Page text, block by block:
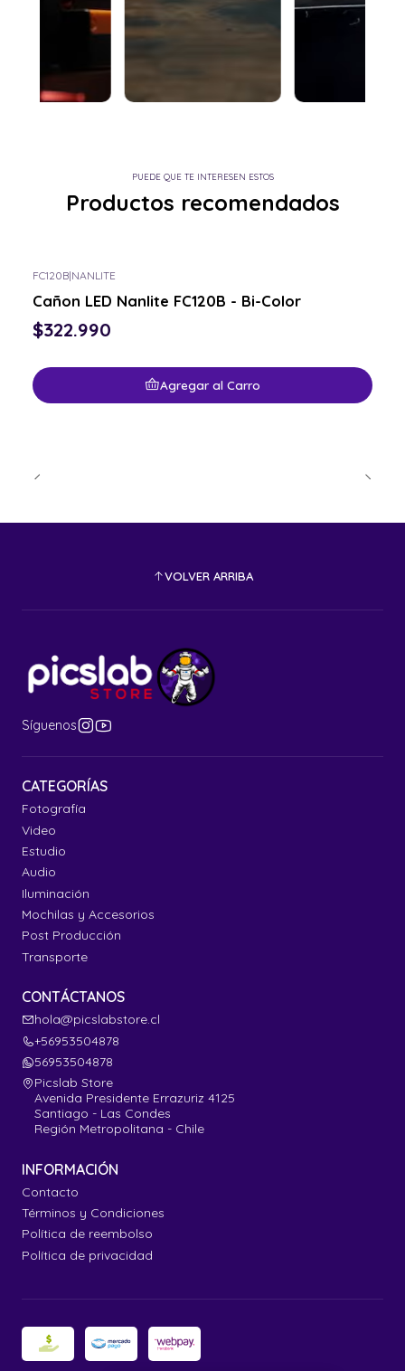
PUEDE QUE TE INTERESEN ESTOS
Productos recomendados
FC120B|NANLITE
Cañon LED Nanlite FC120B - Bi-Color
$322.990
Agregar al Carro
VOLVER ARRIBA
Síguenos
CATEGORÍAS
Fotografía
Video
Estudio
Audio
Iluminación
Mochilas y Accesorios
Post Producción
Transporte
CONTÁCTANOS
hola@picslabstore.cl
+56953504878
56953504878
Picslab Store
Avenida Presidente Errazuriz 4125
Santiago - Las Condes
Región Metropolitana - Chile
INFORMACIÓN
Contacto
Términos y Condiciones
Política de reembolso
Política de privacidad